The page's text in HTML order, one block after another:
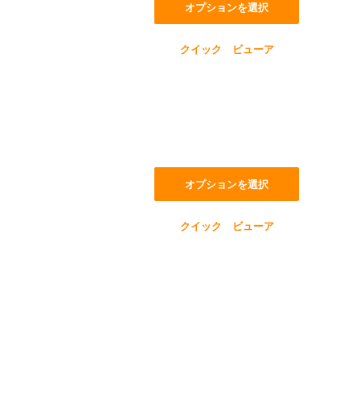
オプションを選択
クイック ビューア
オプションを選択
クイック ビューア